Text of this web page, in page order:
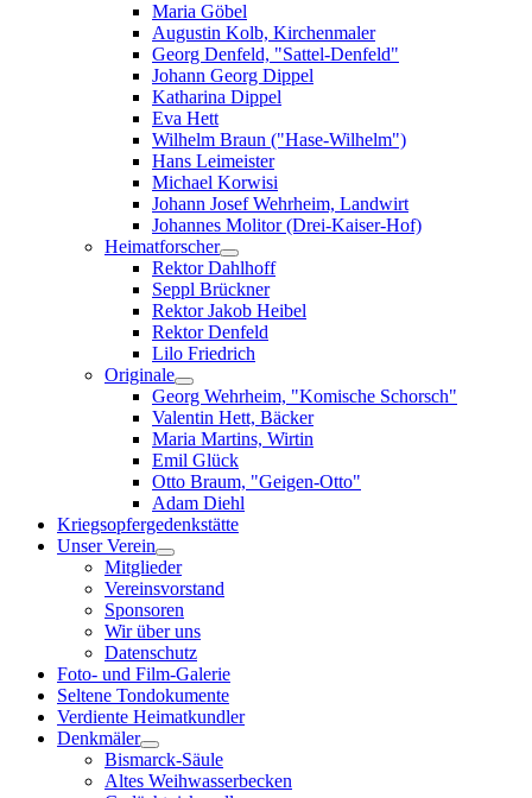
Maria Göbel
Augustin Kolb, Kirchenmaler
Georg Denfeld, "Sattel-Denfeld"
Johann Georg Dippel
Katharina Dippel
Eva Hett
Wilhelm Braun ("Hase-Wilhelm")
Hans Leimeister
Michael Korwisi
Johann Josef Wehrheim, Landwirt
Johannes Molitor (Drei-Kaiser-Hof)
Heimatforscher
Rektor Dahlhoff
Seppl Brückner
Rektor Jakob Heibel
Rektor Denfeld
Lilo Friedrich
Originale
Georg Wehrheim, "Komische Schorsch"
Valentin Hett, Bäcker
Maria Martins, Wirtin
Emil Glück
Otto Braum, "Geigen-Otto"
Adam Diehl
Kriegsopfergedenkstätte
Unser Verein
Mitglieder
Vereinsvorstand
Sponsoren
Wir über uns
Datenschutz
Foto- und Film-Galerie
Seltene Tondokumente
Verdiente Heimatkundler
Denkmäler
Bismarck-Säule
Altes Weihwasserbecken